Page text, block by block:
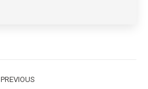
PREVIOUS